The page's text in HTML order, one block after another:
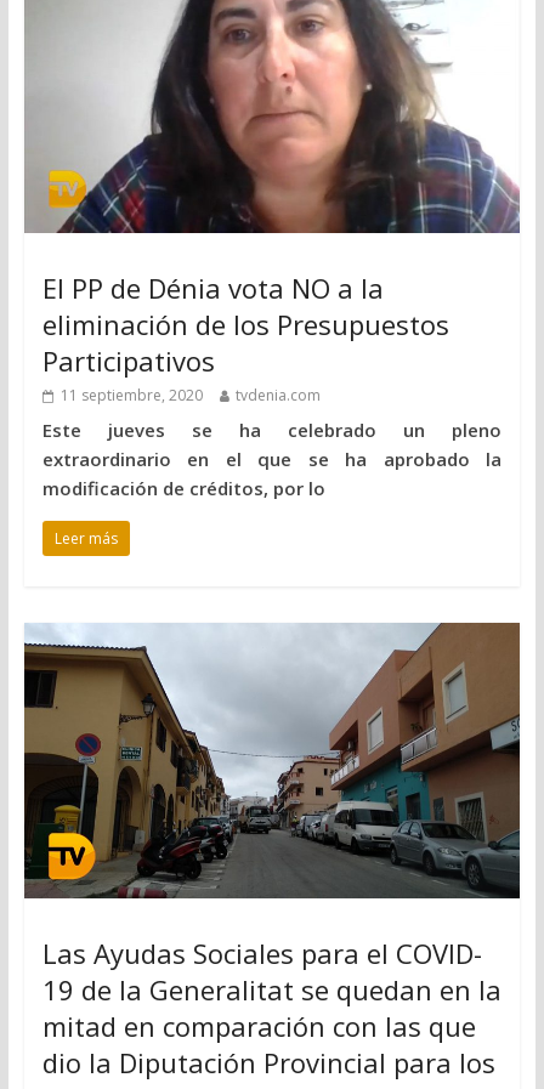
El PP de Dénia vota NO a la
eliminación de los Presupuestos
Participativos
11 septiembre, 2020 tvdenia.com
Este jueves se ha celebrado un pleno
extraordinario en el que se ha aprobado la
modificación de créditos, por lo
Leer más
Las Ayudas Sociales para el COVID-
19 de la Generalitat se quedan en la
mitad en comparación con las que
dio la Diputación Provincial para los